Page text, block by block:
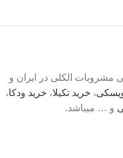
مشروبات الکلی در ایران و
، خرید تکیلا، خرید ودکا،
و … میباشد.